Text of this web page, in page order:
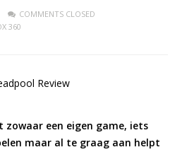
COMMENTS CLOSED
360
zowaar een eigen game, iets
maar al te graag aan helpt